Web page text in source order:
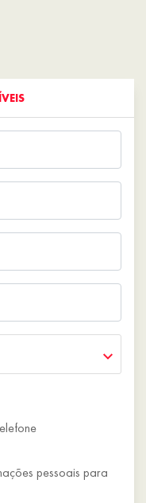
pessoais para